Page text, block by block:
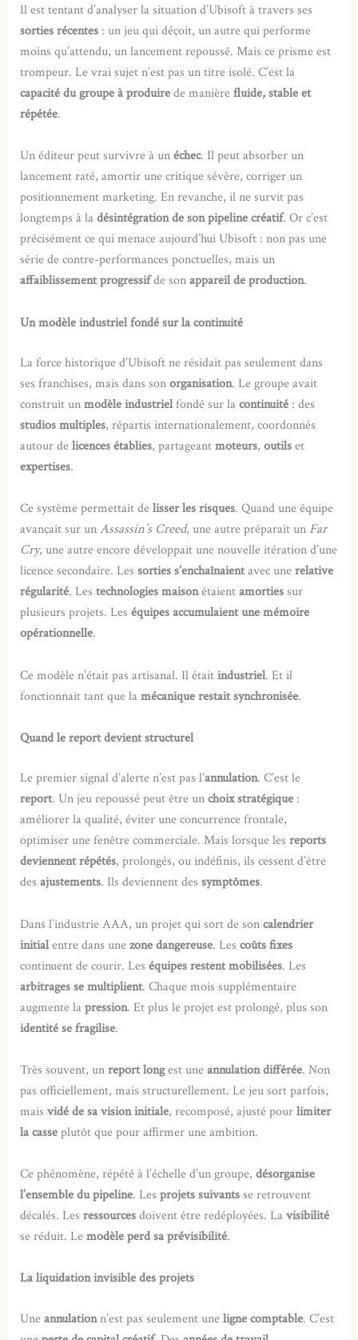
Il est tentant d’analyser la situation d’Ubisoft à travers ses
sorties récentes : un jeu qui déçoit, un autre qui performe
moins qu’attendu, un lancement repoussé. Mais ce prisme est
trompeur. Le vrai sujet n’est pas un titre isolé. C’est la
capacité du groupe à produirede manièrefluide, stable et
répétée.
Un éditeur peut survivre à unéchec. Il peut absorber un
lancement raté, amortir une critique sévère, corriger un
positionnement marketing. En revanche, il ne survit pas
longtemps à ladésintégration de son pipeline créatif. Or c’est
précisément ce qui menace aujourd’hui Ubisoft : non pas une
série de contre-performances ponctuelles, mais un
affaiblissement progressifde sonappareil de production.
Un modèle industriel fondé sur la continuité
La force historique d’Ubisoft ne résidait pas seulement dans
ses franchises, mais dans sonorganisation. Le groupe avait
construit unmodèle industrielfondé sur lacontinuité : des
studios multiples, répartis internationalement, coordonnés
autour delicences établies, partageantmoteurs,outilset
expertises.
Ce système permettait delisser les risques. Quand une équipe
avançait sur unAssassin’s Creed, une autre préparait un Far
Cry, une autre encore développait une nouvelle itération d’une
licence secondaire. Lessorties s’enchaînaientavec unerelative
régularité. Lestechnologies maisonétaientamortiessur
plusieurs projets. Leséquipes accumulaient une mémoire
opérationnelle.
Ce modèle n’était pas artisanal. Il étaitindustriel. Et il
fonctionnait tant que lamécanique restait synchronisée.
Quand le report devient structurel
Le premier signal d’alerte n’est pas l’annulation. C’est le
report. Un jeu repoussé peut être unchoix stratégique :
améliorer la qualité, éviter une concurrence frontale,
optimiser une fenêtre commerciale. Mais lorsque lesreports
deviennent répétés, prolongés, ou indéfinis, ils cessent d’être
desajustements. Ils deviennent dessymptômes.
Dans l’industrie AAA, un projet qui sort de soncalendrier
initialentre dans unezone dangereuse. Lescoûts fixes
continuent de courir. Leséquipes restent mobilisées. Les
arbitrages se multiplient. Chaque mois supplémentaire
augmente lapression. Et plus le projet est prolongé, plus son
identité se fragilise.
Très souvent, unreport longest uneannulation différée. Non
pas officiellement, mais structurellement. Le jeu sort parfois,
maisvidé de sa vision initiale, recomposé, ajusté pourlimiter
la casseplutôt que pour affirmer une ambition.
Ce phénomène, répété à l’échelle d’un groupe,désorganise
l’ensemble du pipeline. Lesprojets suivantsse retrouvent
décalés. Lesressourcesdoivent être redéployées. Lavisibilité
se réduit. Lemodèle perd sa prévisibilité.
La liquidation invisible des projets
Uneannulationn’est pas seulement uneligne comptable. C’est